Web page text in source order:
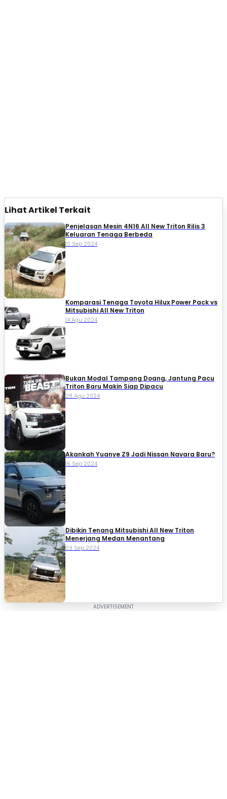
Lihat Artikel Terkait
Penjelasan Mesin 4N16 All New Triton Rilis 3
Keluaran Tenaga Berbeda
10 Sep 2024
Komparasi Tenaga Toyota Hilux Power Pack vs
Mitsubishi All New Triton
14 Agu 2024
Bukan Modal Tampang Doang, Jantung Pacu
Triton Baru Makin Siap Dipacu
28 Agu 2024
Akankah Yuanye Z9 Jadi Nissan Navara Baru?
16 Sep 2024
Dibikin Tenang Mitsubishi All New Triton
Menerjang Medan Menantang
09 Sep 2024